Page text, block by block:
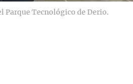
Parque Tecnológico de Derio.